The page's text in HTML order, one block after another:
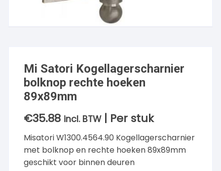
Mi Satori Kogellagerscharnier
bolknop rechte hoeken
89x89mm
€35.88 incl. BTW | Per stuk
Misatori W1300.4564.90 Kogellagerscharnier
met bolknop en rechte hoeken 89x89mm
geschikt voor binnen deuren